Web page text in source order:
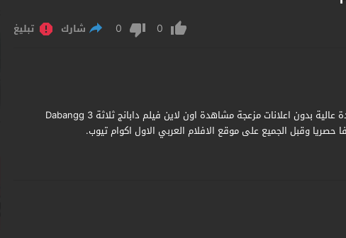
0
0 شارك تبليغ
مشاهدة وتحميل فيلم Dabangg 3 2019 مترجم جودة عالية بدون اعلانات مزعجة مشاهدة اون لاين فيلم دابانج ثلاثة Dabangg 3
وقبل الجميع على موقع الافلام العربي الاول اكوام تيوب.